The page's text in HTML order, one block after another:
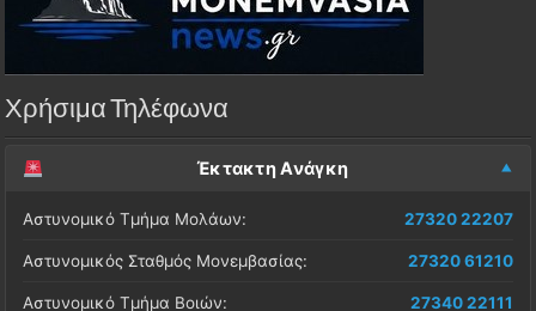
Χρήσιμα Τηλέφωνα
Έκτακτη Ανάγκη
Αστυνομικό Τμήμα Μολάων: 27320 22207
Αστυνομικός Σταθμός Μονεμβασίας: 27320 61210
Αστυνομικό Τμήμα Βοιών: 27340 22111